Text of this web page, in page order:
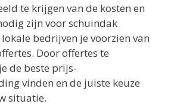
te krijgen van de kosten en
zijn voor schuindak
bedrijven je voorzien van
Door offertes te
de beste prijs-
vinden en de juiste keuze
situatie.